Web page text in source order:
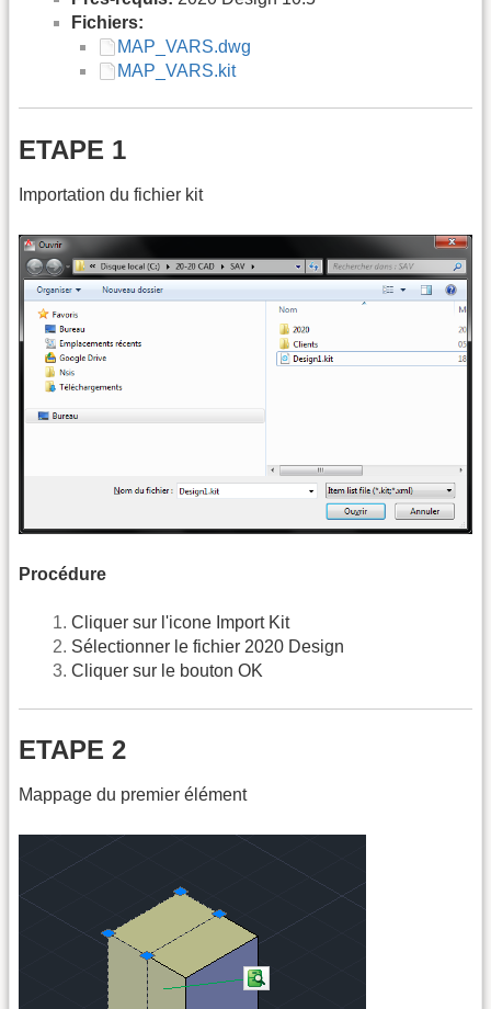
Fichiers:
MAP_VARS.dwg
MAP_VARS.kit
ETAPE 1
Importation du fichier kit
Procédure
Cliquer sur l'icone Import Kit
Sélectionner le fichier 2020 Design
Cliquer sur le bouton OK
ETAPE 2
Mappage du premier élément